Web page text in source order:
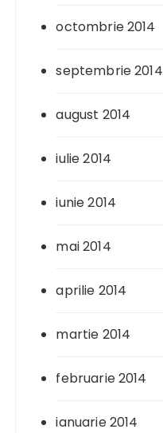
octombrie 2014
septembrie 2014
august 2014
iulie 2014
iunie 2014
mai 2014
aprilie 2014
martie 2014
februarie 2014
ianuarie 2014